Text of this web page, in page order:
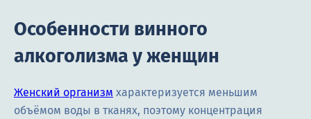
Особенности винного
алкоголизма у женщин
Женский организм характеризуется меньшим
объёмом воды в тканях, поэтому концентрация